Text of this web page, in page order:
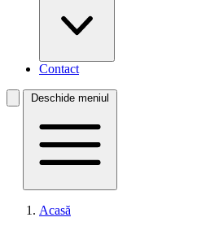
Contact
Deschide meniul
Acasă